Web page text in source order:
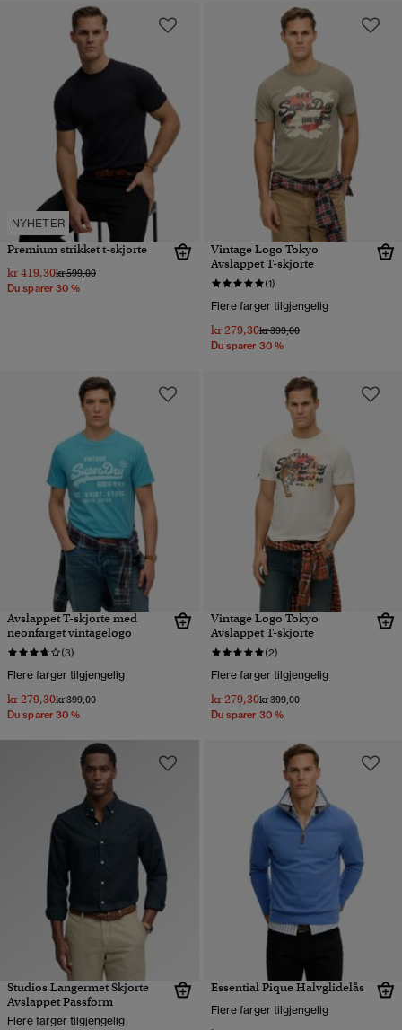
NYHETER
Premium strikket t-skjorte
kr 419,30Pris nedsatt fra
kr 599,00til
Du sparer 30 %
Vintage Logo Tokyo
Avslappet T-skjorte
(1)
Flere farger tilgjengelig
kr 279,30Pris nedsatt fra
kr 399,00til
Du sparer 30 %
Avslappet T-skjorte med
neonfarget vintagelogo
(3)
Flere farger tilgjengelig
kr 279,30Pris nedsatt fra
kr 399,00til
Du sparer 30 %
Vintage Logo Tokyo
Avslappet T-skjorte
(2)
Flere farger tilgjengelig
kr 279,30Pris nedsatt fra
kr 399,00til
Du sparer 30 %
Studios Langermet Skjorte
Avslappet Passform
Flere farger tilgjengelig
Essential Pique Halvglidelås
Flere farger tilgjengelig